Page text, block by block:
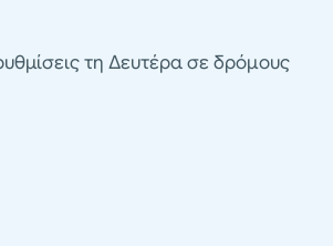
τη Δευτέρα σε δρόμους